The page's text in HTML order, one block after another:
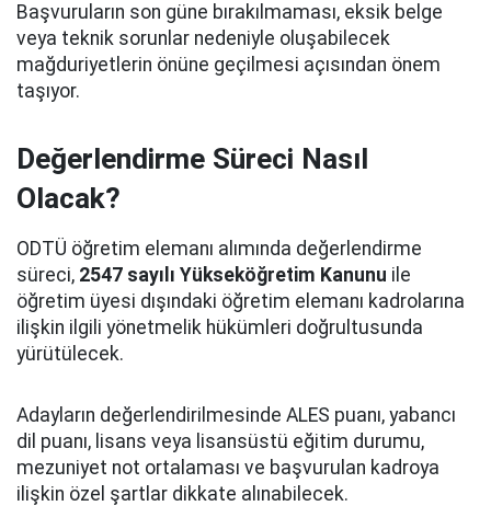
Başvuruların son güne bırakılmaması, eksik belge
veya teknik sorunlar nedeniyle oluşabilecek
mağduriyetlerin önüne geçilmesi açısından önem
taşıyor.
Değerlendirme Süreci Nasıl
Olacak?
ODTÜ öğretim elemanı alımında değerlendirme
süreci, 2547 sayılı Yükseköğretim Kanunu ile
öğretim üyesi dışındaki öğretim elemanı kadrolarına
ilişkin ilgili yönetmelik hükümleri doğrultusunda
yürütülecek.
Adayların değerlendirilmesinde ALES puanı, yabancı
dil puanı, lisans veya lisansüstü eğitim durumu,
mezuniyet not ortalaması ve başvurulan kadroya
ilişkin özel şartlar dikkate alınabilecek.